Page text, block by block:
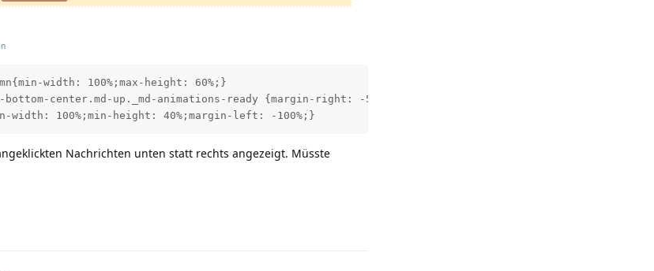
width: 100%;max-height: 60%;}
center.md-up._md-animations-ready {margin-right: -50% !important;margin-bottom: 25%
width: 100%;min-height: 40%;margin-left: -100%;}
Nachrichten unten statt rechts angezeigt. Müsste